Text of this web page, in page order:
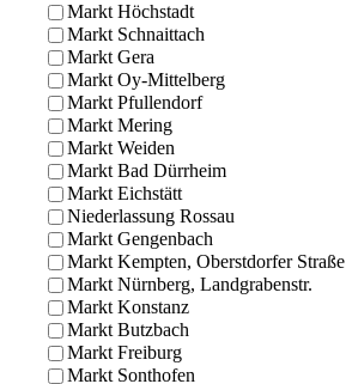
Markt Höchstadt
Markt Schnaittach
Markt Gera
Markt Oy-Mittelberg
Markt Pfullendorf
Markt Mering
Markt Weiden
Markt Bad Dürrheim
Markt Eichstätt
Niederlassung Rossau
Markt Gengenbach
Markt Kempten, Oberstdorfer Straße
Markt Nürnberg, Landgrabenstr.
Markt Konstanz
Markt Butzbach
Markt Freiburg
Markt Sonthofen